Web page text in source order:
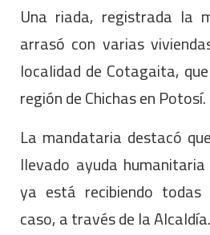
Una riada, registrada la
arrasó con varias
localidad de Cotagaita,
región de Chichas en Potosí.
La mandataria destacó
llevado ayuda
ya está recibiendo
caso, a través de la Alcaldía.